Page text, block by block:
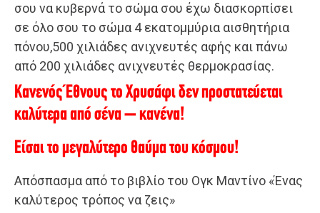
σου να κυβερνά το σώμα σου έχω διασκορπίσει
σε όλο σου το σώμα 4 εκατομμύρια αισθητήρια
πόνου,500 χιλιάδες ανιχνευτές αφής και πάνω
από 200 χιλιάδες ανιχνευτές θερμοκρασίας.
Κανενός Έθνους το Χρυσάφι δεν προστατεύεται
καλύτερα από σένα – κανένα!
Είσαι το μεγαλύτερο θαύμα του κόσμου!
Απόσπασμα από το βιβλίο του Ογκ Μαντίνο «Ένας
καλύτερος τρόπος να ζεις»